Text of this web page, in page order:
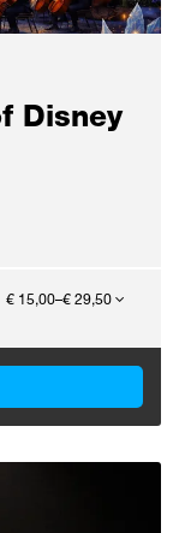
Disney
€ 15,00–€ 29,50